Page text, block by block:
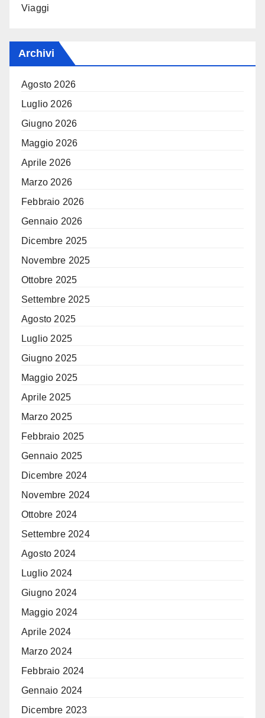
Viaggi
Archivi
Agosto 2026
Luglio 2026
Giugno 2026
Maggio 2026
Aprile 2026
Marzo 2026
Febbraio 2026
Gennaio 2026
Dicembre 2025
Novembre 2025
Ottobre 2025
Settembre 2025
Agosto 2025
Luglio 2025
Giugno 2025
Maggio 2025
Aprile 2025
Marzo 2025
Febbraio 2025
Gennaio 2025
Dicembre 2024
Novembre 2024
Ottobre 2024
Settembre 2024
Agosto 2024
Luglio 2024
Giugno 2024
Maggio 2024
Aprile 2024
Marzo 2024
Febbraio 2024
Gennaio 2024
Dicembre 2023